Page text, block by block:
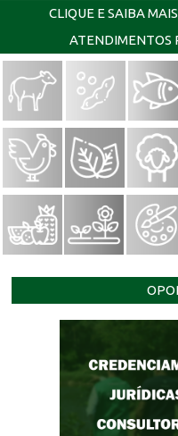
CLIQUE E SAIBA
ATENDIMENTOS